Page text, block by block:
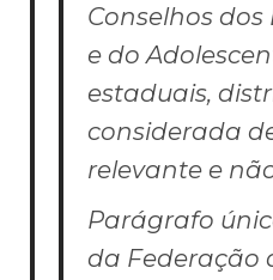
Conselhos
e do
estaduais,
considerada
relevante e
Parágrafo
da Federação